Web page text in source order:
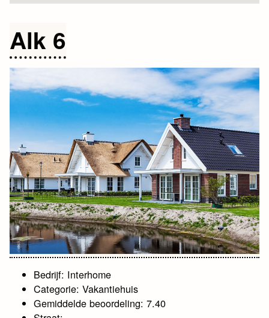
Alk 6
Bedrijf: Interhome
Categorie: Vakantiehuis
Gemiddelde beoordeling: 7.40